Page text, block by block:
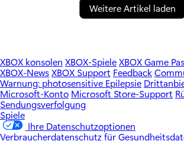
Weitere Artikel laden
XBOX konsolen XBOX-SpieleXBOX Game
XBOX-NewsXBOX Support Feedback
Warnung: photosensitive Epilepsie
Microsoft-Konto Microsoft Store-Support
Sendungsverfolgung
Spiele
Ihre Datenschutzoptionen
Verbraucherdatenschutz für